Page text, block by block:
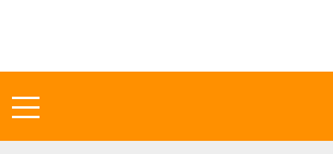
content
Primary
Menu